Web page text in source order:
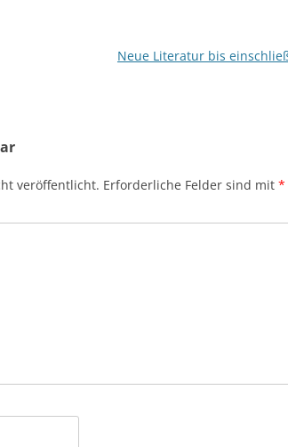
Neue Literatur bis
veröffentlicht. Erforderliche Felder sind mit *